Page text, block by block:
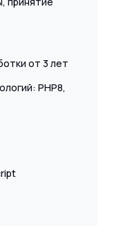
от 3 лет
PHP8,